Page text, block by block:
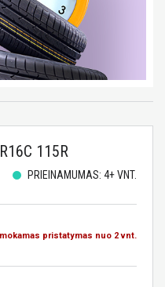
115R
PRIEINAMUMAS: 4+ VNT.
pristatymas nuo 2 vnt.